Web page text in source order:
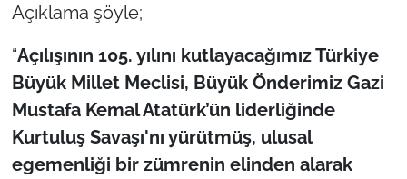
Açıklama şöyle;
“Açılışının 105. yılını kutlayacağımız Türkiye
Büyük Millet Meclisi, Büyük Önderimiz Gazi
Mustafa Kemal Atatürk’ün liderliğinde
Kurtuluş Savaşı'nı yürütmüş, ulusal
egemenliği bir zümrenin elinden alarak
ÇANAKKALE
TÜRKİYE
Bölge
Güvenlik